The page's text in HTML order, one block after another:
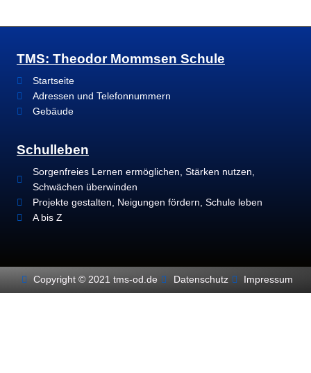
TMS: Theodor Mommsen Schule
Startseite
Adressen und Telefonnummern
Gebäude
Schulleben
Sorgenfreies Lernen ermöglichen, Stärken nutzen,
Schwächen überwinden
Projekte gestalten, Neigungen fördern, Schule leben
A bis Z
Copyright © 2021 tms-od.de Datenschutz Impressum